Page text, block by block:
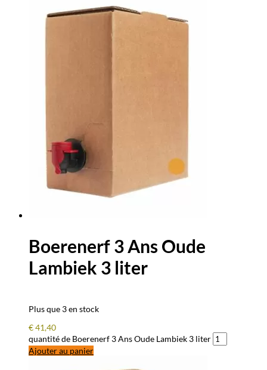
Boerenerf 3 Ans Oude
Lambiek 3 liter
Plus que 3 en stock
€41,40
quantité de Boerenerf 3 Ans Oude Lambiek 3 liter
Ajouter au panier